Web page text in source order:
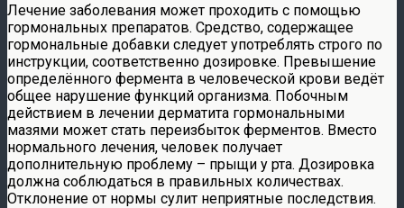
Лечение заболевания может проходить с помощью
гормональных препаратов. Средство, содержащее
гормональные добавки следует употреблять строго по
инструкции, соответственно дозировке. Превышение
определённого фермента в человеческой крови ведёт
общее нарушение функций организма. Побочным
действием в лечении дерматита гормональными
мазями может стать переизбыток ферментов. Вместо
нормального лечения, человек получает
дополнительную проблему – прыщи у рта. Дозировка
должна соблюдаться в правильных количествах.
Отклонение от нормы сулит неприятные последствия.